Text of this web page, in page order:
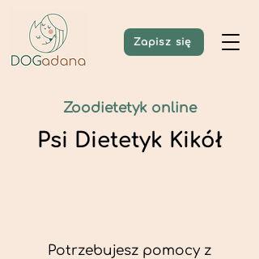
Zapisz się
Zoodietetyk online
Psi Dietetyk Kikół
Potrzebujesz pomocy z